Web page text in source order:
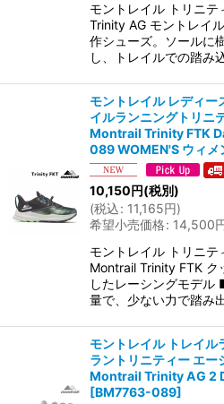
モントレイル トリニ
Trinity AG モントレイ
作シューズ。ソールに
し、トレイルでの踏み
モントレイル レディー
イルランニングトリニ
Montrail Trinity FTK
089 WOMEN'S ウィメ
10,150円(税別)
(税込: 11,165円)
希望小売価格: 14,500
モントレイル トリニテ
Montrail Trinity FTK ク
したレーシングモデ
量で、少ない力で踏み
モントレイル トレイル
ラントリニティー エー
Montrail Trinity AG 2
[BM7763-089]